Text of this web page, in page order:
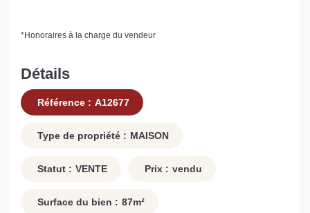
*Honoraires à la charge du vendeur
Détails
Référence : A12677
Type de propriété : MAISON
Statut : VENTE Prix : vendu
Surface du bien : 87m²